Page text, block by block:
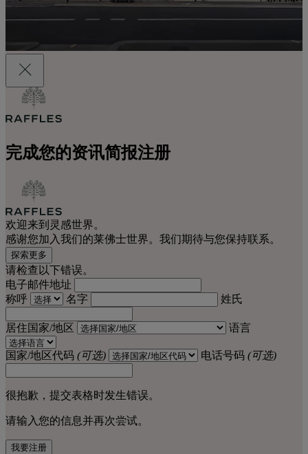
完成您的资讯简报注册
欢迎来到灵感世界。
感谢您加入我们的莱佛士世界。我们期待与您保持联系。
探索更多
请检查以下错误。
电子邮件地址
称呼
名字 姓氏
居住国家/地区 语言
国家/地区代码 (可选) 电话号码 (可选)
很抱歉，提交表格时发生错误。
请输入您的信息并再次尝试。
我要注册